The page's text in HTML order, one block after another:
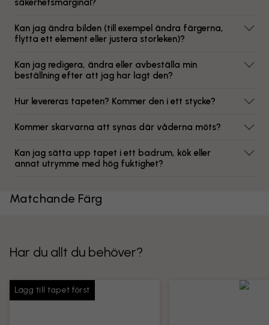
säkerhetsmarginal?
Kan jag ändra bilden (till exempel ändra färgerna,
flytta ett element eller justera storleken)?
Kan jag redigera, ändra eller avbeställa min
beställning efter att jag har lagt den?
Hur levereras tapeten? Kommer den i ett stycke?
Kommer skarvarna att synas där våderna möts?
Kan jag sätta upp tapet i ett badrum, kök eller
annat utrymme med hög fuktighet?
Matchande Färg
Har du allt du behöver?
Lägg till tapet först